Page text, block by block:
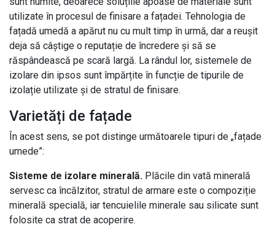
utilizate în procesul de finisare a fațadei. Tehnologia de
fațadă umedă a apărut nu cu mult timp în urmă, dar a reușit
deja să câștige o reputație de încredere și să se
răspândească pe scară largă. La rândul lor, sistemele de
izolare din ipsos sunt împărțite în funcție de tipurile de
izolație utilizate și de stratul de finisare.
Varietăți de fațade
În acest sens, se pot distinge următoarele tipuri de „fațade
umede”:
Sisteme de izolare minerală. Plăcile din vată minerală
servesc ca încălzitor, stratul de armare este o compoziție
minerală specială, iar tencuielile minerale sau silicate sunt
folosite ca strat de acoperire.